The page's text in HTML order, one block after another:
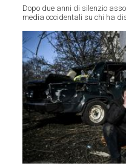
Dopo due anni di silenzio
media occidentali su chi ha